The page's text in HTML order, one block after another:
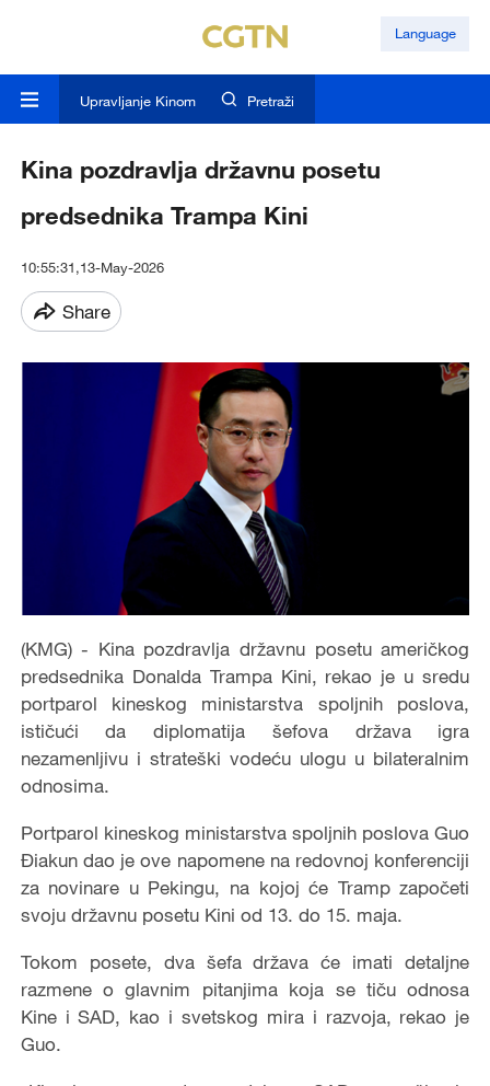
Language
Upravljanje Kinom Pretraži
Kina pozdravlja državnu posetu
predsednika Trampa Kini
10:55:31,13-May-2026
Share
(KMG) - Kina pozdravlja državnu posetu američkog
predsednika Donalda Trampa Kini, rekao je u sredu
portparol kineskog ministarstva spoljnih poslova,
ističući da diplomatija šefova država igra
nezamenljivu i strateški vodeću ulogu u bilateralnim
odnosima.
Portparol kineskog ministarstva spoljnih poslova Guo
Điakun dao je ove napomene na redovnoj konferenciji
za novinare u Pekingu, na kojoj će Tramp započeti
svoju državnu posetu Kini od 13. do 15. maja.
Tokom posete, dva šefa država će imati detaljne
razmene o glavnim pitanjima koja se tiču odnosa
Kine i SAD, kao i svetskog mira i razvoja, rekao je
Guo.